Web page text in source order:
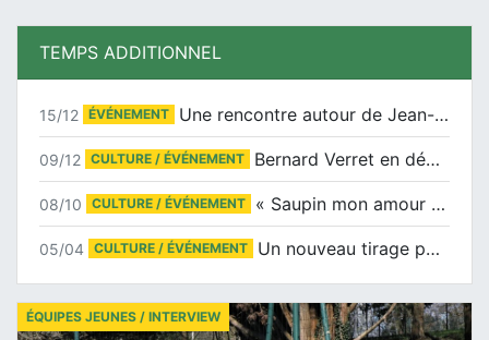
TEMPS ADDITIONNEL
15/12 ÉVÉNEMENT Une rencontre autour de Jean-Claude Suaudeau
09/12 CULTURE / ÉVÉNEMENT Bernard Verret en dédicaces le samedi 13 décembre à l’Espace Culturel Atlantis
08/10 CULTURE / ÉVÉNEMENT « Saupin mon amour » au salon du livre de Trentemoult
05/04 CULTURE / ÉVÉNEMENT Un nouveau tirage pour le Docu-BD
ÉQUIPES JEUNES / INTERVIEW